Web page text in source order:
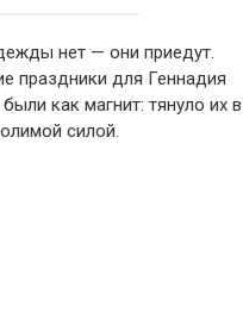
нет — они приедут.
праздники для Геннадия
как магнит: тянуло их в
силой.